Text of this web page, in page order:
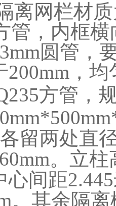
离网栏材
管，内框
圆管，
200mm，
方管，
留两处直
。立
心间距
。其余隔